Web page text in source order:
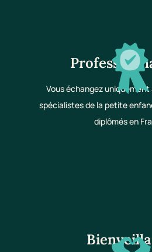
Vous échangez
spécialistes de la petite
diplômés en